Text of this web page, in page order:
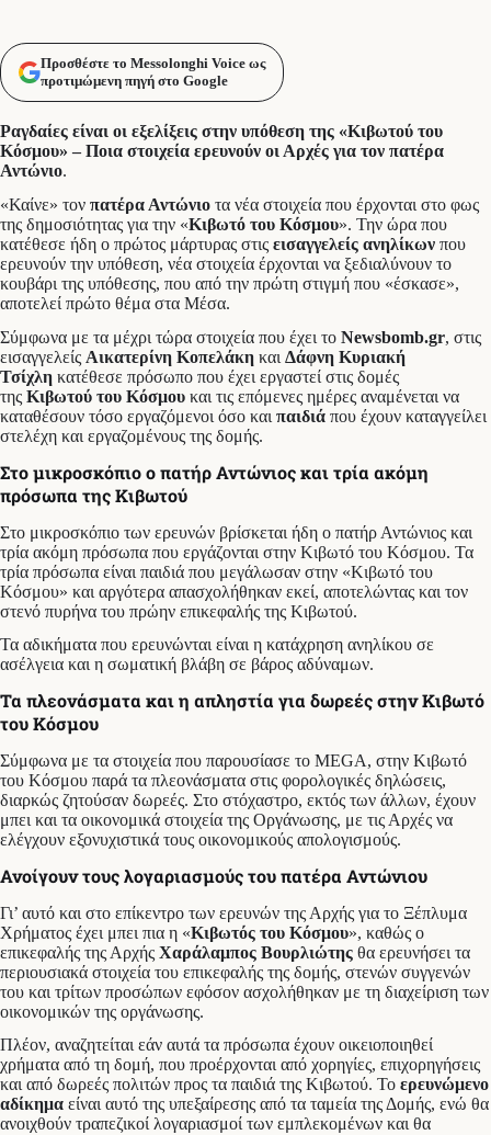
Προσθέστε το Messolonghi Voice ως
προτιμώμενη πηγή στο Google
Ραγδαίες είναι οι εξελίξεις στην υπόθεση της «Κιβωτού του
Κόσμου» – Ποια στοιχεία ερευνούν οι Αρχές για τον πατέρα
Αντώνιο.
«Καίνε» τον πατέρα Αντώνιο τα νέα στοιχεία που έρχονται στο φως
της δημοσιότητας για την «Κιβωτό του Κόσμου». Την ώρα που
κατέθεσε ήδη ο πρώτος μάρτυρας στις εισαγγελείς ανηλίκων που
ερευνούν την υπόθεση, νέα στοιχεία έρχονται να ξεδιαλύνουν το
κουβάρι της υπόθεσης, που από την πρώτη στιγμή που «έσκασε»,
αποτελεί πρώτο θέμα στα Μέσα.
Σύμφωνα με τα μέχρι τώρα στοιχεία που έχει το Newsbomb.gr, στις
εισαγγελείς Αικατερίνη Κοπελάκη και Δάφνη Κυριακή
Τσίχλη κατέθεσε πρόσωπο που έχει εργαστεί στις δομές
της Κιβωτού του Κόσμου και τις επόμενες ημέρες αναμένεται να
καταθέσουν τόσο εργαζόμενοι όσο και παιδιά που έχουν καταγγείλει
στελέχη και εργαζομένους της δομής.
Στο μικροσκόπιο ο πατήρ Αντώνιος και τρία ακόμη
πρόσωπα της Κιβωτού
Στο μικροσκόπιο των ερευνών βρίσκεται ήδη ο πατήρ Αντώνιος και
τρία ακόμη πρόσωπα που εργάζονται στην Κιβωτό του Κόσμου. Τα
τρία πρόσωπα είναι παιδιά που μεγάλωσαν στην «Κιβωτό του
Κόσμου» και αργότερα απασχολήθηκαν εκεί, αποτελώντας και τον
στενό πυρήνα του πρώην επικεφαλής της Κιβωτού.
Τα αδικήματα που ερευνώνται είναι η κατάχρηση ανηλίκου σε
ασέλγεια και η σωματική βλάβη σε βάρος αδύναμων.
Τα πλεονάσματα και η απληστία για δωρεές στην Κιβωτό
του Κόσμου
Σύμφωνα με τα στοιχεία που παρουσίασε το MEGA, στην Κιβωτό
του Κόσμου παρά τα πλεονάσματα στις φορολογικές δηλώσεις,
διαρκώς ζητούσαν δωρεές. Στο στόχαστρο, εκτός των άλλων, έχουν
μπει και τα οικονομικά στοιχεία της Οργάνωσης, με τις Αρχές να
ελέγχουν εξονυχιστικά τους οικονομικούς απολογισμούς.
Ανοίγουν τους λογαριασμούς του πατέρα Αντώνιου
Γι’ αυτό και στο επίκεντρο των ερευνών της Αρχής για το Ξέπλυμα
Χρήματος έχει μπει πια η «Κιβωτός του Κόσμου», καθώς ο
επικεφαλής της Αρχής Χαράλαμπος Βουρλιώτης θα ερευνήσει τα
περιουσιακά στοιχεία του επικεφαλής της δομής, στενών συγγενών
του και τρίτων προσώπων εφόσον ασχολήθηκαν με τη διαχείριση των
οικονομικών της οργάνωσης.
Πλέον, αναζητείται εάν αυτά τα πρόσωπα έχουν οικειοποιηθεί
χρήματα από τη δομή, που προέρχονται από χορηγίες, επιχορηγήσεις
και από δωρεές πολιτών προς τα παιδιά της Κιβωτού. Το ερευνώμενο
αδίκημα είναι αυτό της υπεξαίρεσης από τα ταμεία της Δομής, ενώ θα
ανοιχθούν τραπεζικοί λογαριασμοί των εμπλεκομένων και θα